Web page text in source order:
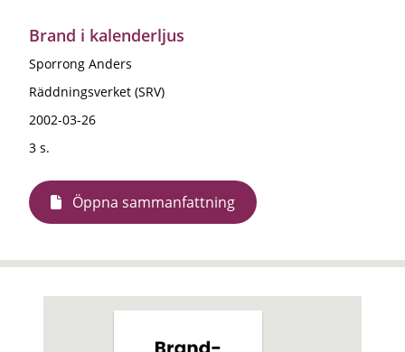
Brand i kalenderljus
Sporrong Anders
Räddningsverket (SRV)
2002-03-26
3 s.
Öppna sammanfattning